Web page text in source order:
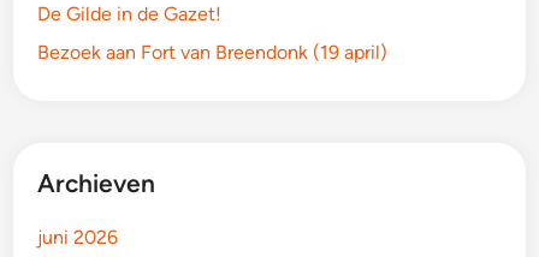
De Gilde in de Gazet!
Bezoek aan Fort van Breendonk (19 april)
Archieven
juni 2026